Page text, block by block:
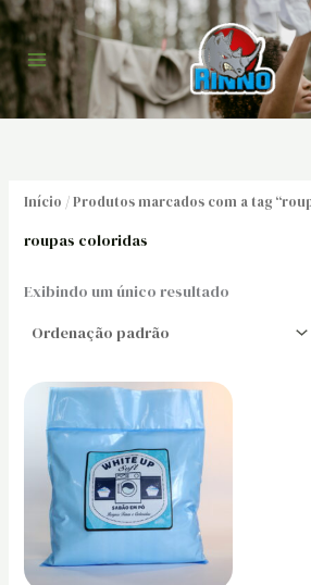
Ir
para
o
conteúdo
Início / Produtos marcados com a tag
roupas coloridas
Exibindo um único resultado